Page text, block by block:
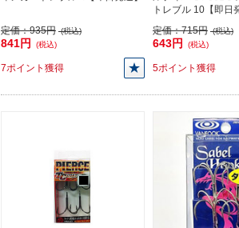
定価：935円 (税込)
841円 (税込)
7ポイント獲得
トレブル 10【即日
定価：715円 (税込)
643円 (税込)
5ポイント獲得